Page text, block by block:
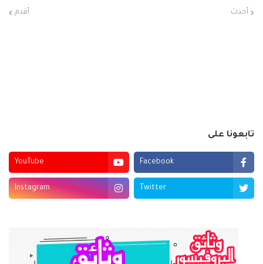
أحدث أقدم
تابعونا على
Facebook
YouTube
Twitter
Instagram